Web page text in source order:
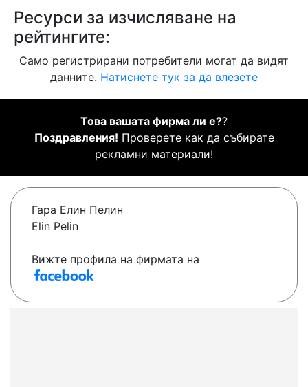
Ресурси за изчисляване на
рейтингите:
Само регистрирани потребители могат да видят
данните. Натиснете тук за да влезете
Това вашата фирма ли е??
Поздравления! Проверете как да събирате
рекламни материали!
Гара Елин Пелин
Elin Pelin
Вижте профила на фирмата на